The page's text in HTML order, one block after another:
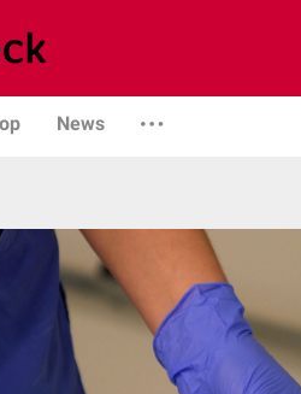
News